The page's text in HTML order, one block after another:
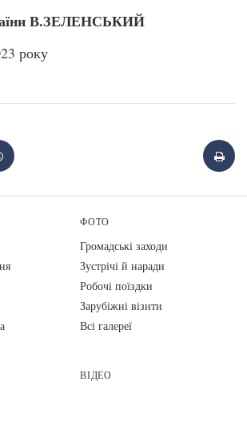
В.ЗЕЛЕНСЬКИЙ
року
ФОТО
Громадські заходи
Зустрічі й наради
Робочі поїздки
Зарубіжні візити
Всі галереї
ВІДЕО